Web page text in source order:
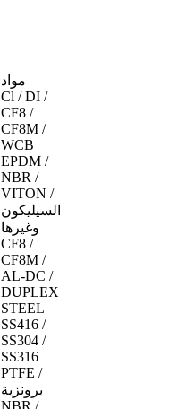
مواد
Cl / DI /
CF8 /
CF8M /
WCB
EPDM /
NBR /
VITON /
السيليكون
وغيرها
CF8 /
CF8M /
AL-DC /
DUPLEX
STEEL
SS416 /
SS304 /
SS316
PTFE /
برونزية
NBR /